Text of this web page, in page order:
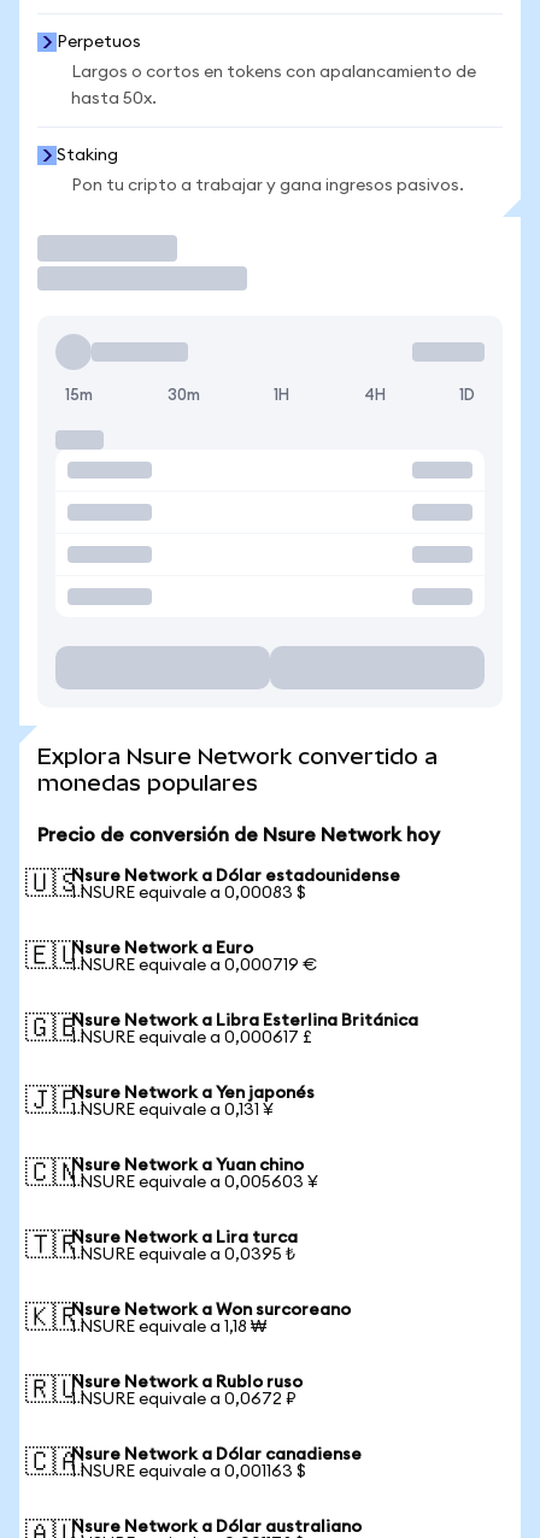
Perpetuos
Largos o cortos en tokens con apalancamiento de
hasta 50x.
Staking
Pon tu cripto a trabajar y gana ingresos pasivos.
15m 30m 1H 4H 1D
Explora Nsure Network convertido a
monedas populares
Precio de conversión de Nsure Network hoy
🇺🇸Nsure Network a Dólar estadounidense
1 NSURE equivale a 0,00083 $
🇪🇺Nsure Network a Euro
1 NSURE equivale a 0,000719 €
🇬🇧Nsure Network a Libra Esterlina Británica
1 NSURE equivale a 0,000617 £
🇯🇵Nsure Network a Yen japonés
1 NSURE equivale a 0,131 ¥
🇨🇳Nsure Network a Yuan chino
1 NSURE equivale a 0,005603 ¥
🇹🇷Nsure Network a Lira turca
1 NSURE equivale a 0,0395 ₺
🇰🇷Nsure Network a Won surcoreano
1 NSURE equivale a 1,18 ₩
🇷🇺Nsure Network a Rublo ruso
1 NSURE equivale a 0,0672 ₽
🇨🇦Nsure Network a Dólar canadiense
1 NSURE equivale a 0,001163 $
Nsure Network a Dólar australiano